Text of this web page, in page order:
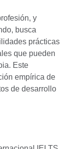
y
busca
prácticas
que pueden
Este
empírica de
de desarrollo